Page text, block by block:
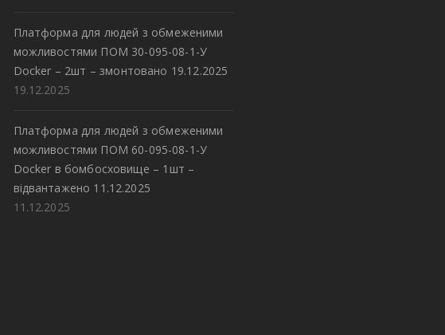
Платформа для людей з обмеженими
можливостями ПОМ 30-095-08-1-У
Docker – 2шт – змонтовано 19.12.2025
19.12.2025
Платформа для людей з обмеженими
можливостями ПОМ 60-095-08-1-У
Docker в бомбосховище – 1шт –
відвантажено 11.12.2025
11.12.2025